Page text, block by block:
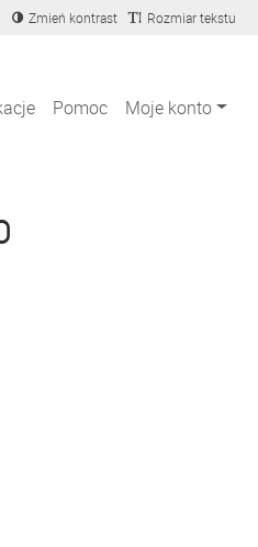
Zmień kontrast Rozmiar tekstu
Pomoc Moje konto